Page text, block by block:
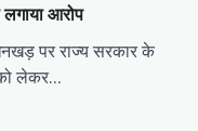
आरोप
पर राज्य सरकार के
लेकर…